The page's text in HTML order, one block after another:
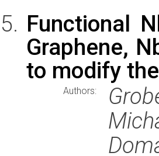
Functional
Graphene,
to modify
Authors: